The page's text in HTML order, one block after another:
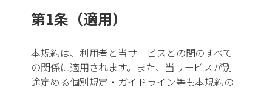
第1条（適用）
本規約は、利用者と当サービスとの間のすべて
の関係に適用されます。また、当サービスが別
途定める個別規定・ガイドライン等も本規約の
新潟市